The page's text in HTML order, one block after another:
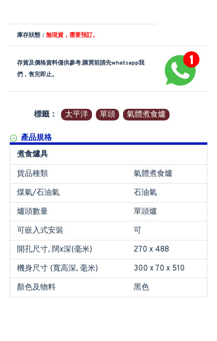
庫存狀態： 無現貨，需要預訂。
存貨及價格資料僅供參考,購買前請先whatsapp我
們，售完即止。
標籤： 太平洋 單頭 氣體煮食爐
產品規格
煮食爐具
貨品種類
氣體煮食爐
煤氣/石油氣
石油氣
爐頭數量
單頭爐
可嵌入式安裝
可
開孔尺寸, 闊x深(毫米)
270 x 488
機身尺寸 (寬高深, 毫米)
300 x 70 x 510
顏色及物料
黑色